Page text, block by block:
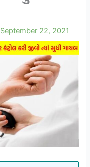
September 22, 2021